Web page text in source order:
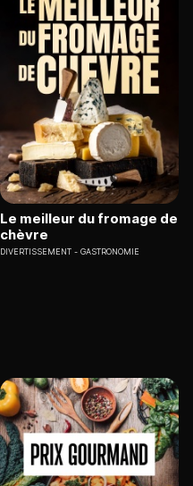
Le meilleur du fromage de
chèvre
DIVERTISSEMENT GASTRONOMIE